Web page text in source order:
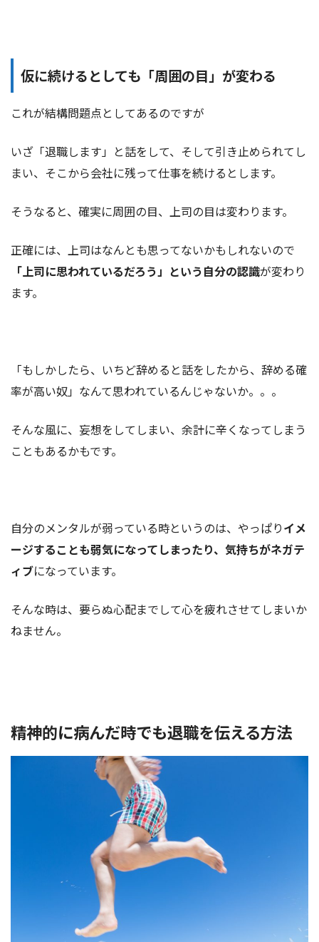
仮に続けるとしても「周囲の目」が変わる
これが結構問題点としてあるのですが
いざ「退職します」と話をして、そして引き止められてし
まい、そこから会社に残って仕事を続けるとします。
そうなると、確実に周囲の目、上司の目は変わります。
正確には、上司はなんとも思ってないかもしれないので
「上司に思われているだろう」という自分の認識が変わり
ます。
「もしかしたら、いちど辞めると話をしたから、辞める確
率が高い奴」なんて思われているんじゃないか。。。
そんな風に、妄想をしてしまい、余計に辛くなってしまう
こともあるかもです。
自分のメンタルが弱っている時というのは、やっぱりイメ
ージすることも弱気になってしまったり、気持ちがネガテ
ィブになっています。
そんな時は、要らぬ心配までして心を疲れさせてしまいか
ねません。
精神的に病んだ時でも退職を伝える方法